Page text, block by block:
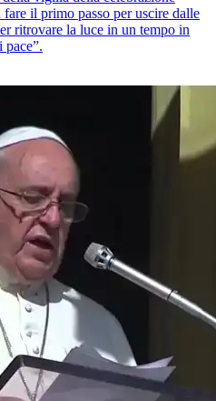
il primo passo per uscire dalle
ritrovare la luce in un tempo in
pace”.